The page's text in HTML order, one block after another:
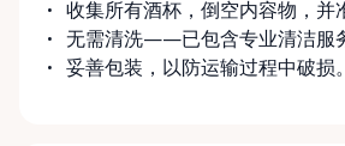
收集所有酒杯，倒空内容物，并
无需清洗——已包含专业清洁服
妥善包装，以防运输过程中破损。